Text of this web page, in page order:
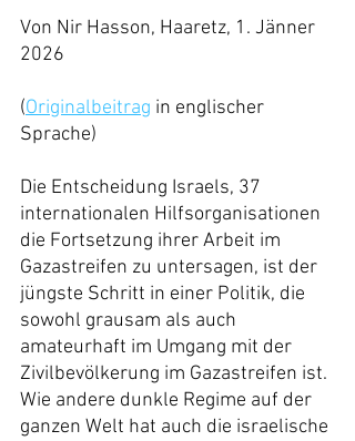
Von Nir Hasson, Haaretz, 1. Jänner
2026
(Originalbeitrag in englischer
Sprache)
Die Entscheidung Israels, 37
internationalen Hilfsorganisationen
die Fortsetzung ihrer Arbeit im
Gazastreifen zu untersagen, ist der
jüngste Schritt in einer Politik, die
sowohl grausam als auch
amateurhaft im Umgang mit der
Zivilbevölkerung im Gazastreifen ist.
Wie andere dunkle Regime auf der
ganzen Welt hat auch die israelische